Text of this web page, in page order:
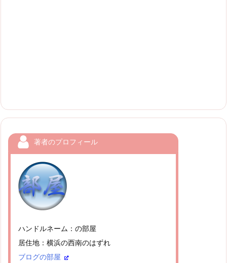
著者のプロフィール
ハンドルネーム：の部屋
居住地：横浜の西南のはずれ
ブログの部屋